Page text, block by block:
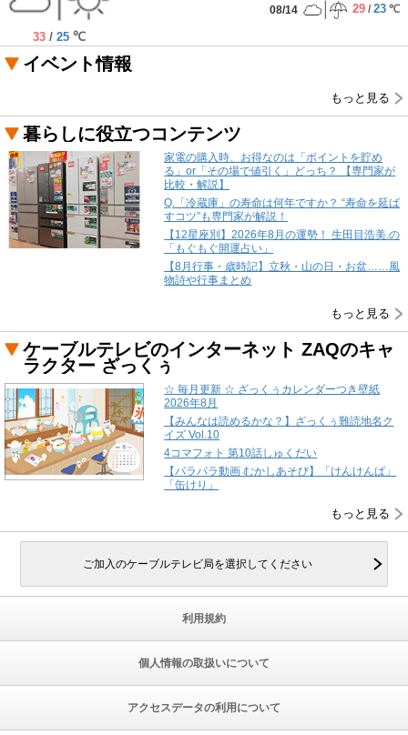
33/ 25℃
08/14 29 /23 ℃
イベント情報
もっと見る
暮らしに役立つコンテンツ
家電の購入時、お得なのは「ポイントを貯め
る」or「その場で値引く」どっち？ 【専門家が
比較・解説】
Q.「冷蔵庫」の寿命は何年ですか？ “寿命を延ば
すコツ”も専門家が解説！
【12星座別】2026年8月の運勢！ 生田目浩美.の
「もぐもぐ開運占い」
【8月行事・歳時記】立秋・山の日・お盆……風
物詩や行事まとめ
もっと見る
ケーブルテレビのインターネット ZAQのキャ
ラクター ざっくぅ
☆ 毎月更新 ☆ ざっくぅカレンダーつき壁紙
2026年8月
【みんなは読めるかな？】ざっくぅ難読地名ク
イズ Vol.10
4コマフォト 第10話しゅくだい
【パラパラ動画 むかしあそび】「けんけんぱ」
「缶けり」
もっと見る
ご加入のケーブルテレビ局を選択してください
利用規約
個人情報の取扱いについて
アクセスデータの利用について